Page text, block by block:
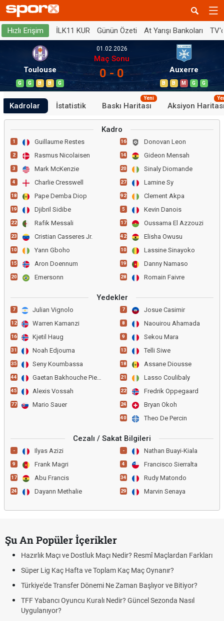
Hızlı Erişim İLK11 KUR Günün Özeti At Yarışı Bankoları
Toulouse
G G B B G
01.02.2026
Maç Sonu
0 - 0 Auxerre
B B M G G
Kadrolar İstatistik Baskı Haritası
Yeni
Aksiyon
Kadro
1 Guillaume Restes
2 Rasmus Nicolaisen
3 Mark McKenzie
4 Charlie Cresswell
18 Pape Demba Diop
19 Djibril Sidibe
22 Rafik Messali
23 Cristian Casseres Jr.
10 Yann Gboho
15 Aron Doennum
20 Emersonn
16 Donovan Leon
14 Gideon Mensah
20 Sinaly Diomande
27 Lamine Sy
92 Clement Akpa
5 Kevin Danois
17 Oussama El Azzouzi
42 Elisha Owusu
10 Lassine Sinayoko
19 Danny Namaso
28 Romain Faivre
Yedekler
7 Julian Vignolo
12 Warren Kamanzi
16 Kjetil Haug
31 Noah Edjouma
35 Seny Koumbassa
44 Gaetan Bakhouche Piernas
45 Alexis Vossah
77 Mario Sauer
7 Josue Casimir
8 Naouirou Ahamada
9 Sekou Mara
13 Telli Siwe
18 Assane Diousse
21 Lasso Coulibaly
22 Fredrik Oppegaard
24 Bryan Okoh
40 Theo De Percin
Cezalı / Sakat Bilgileri
- Ilyas Azizi
9 Frank Magri
17 Abu Francis
24 Dayann Methalie
- Nathan Buayi-Kiala
4 Francisco Sierralta
34 Rudy Matondo
29 Marvin Senaya
Şu An Popüler İçerikler
Hazırlık Maçı ve Dostluk Maçı Nedir? Resmî Maçlardan Farkları
Süper Lig Kaç Hafta ve Toplam Kaç Maç Oynanır?
Türkiye'de Transfer Dönemi Ne Zaman Başlıyor ve Bitiyor?
TFF Yabancı Oyuncu Kuralı Nedir? Güncel Sezonda Nasıl
Uygulanıyor?